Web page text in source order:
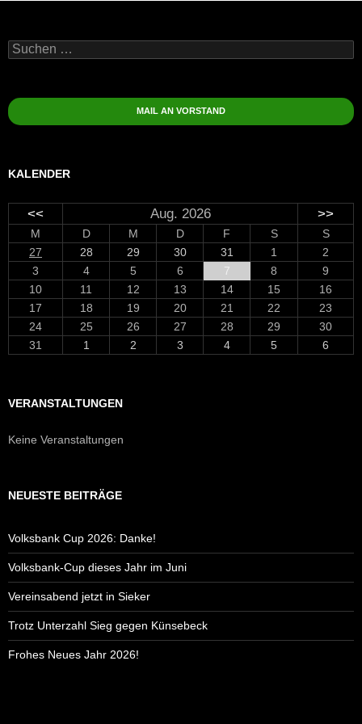
Suchen
nach:
MAIL AN VORSTAND
KALENDER
<< Aug. 2026 >>
M D M D F S
S
27
28 29 30 31 1
2
3
4 5 6 7 8
9
10
11 12 13 14 15
16
17
18 19 20 21 22
23
24
25 26 27 28 29
30
31
1 2 3 4 5 6
VERANSTALTUNGEN
Keine Veranstaltungen
NEUESTE BEITRÄGE
Volksbank Cup 2026: Danke!
Volksbank-Cup dieses Jahr im Juni
Vereinsabend jetzt in Sieker
Trotz Unterzahl Sieg gegen Künsebeck
Frohes Neues Jahr 2026!